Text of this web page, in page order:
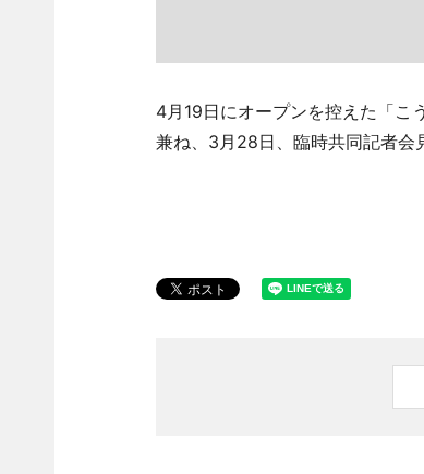
4月19日にオープンを控えた「こ
兼ね、3月28日、臨時共同記者会